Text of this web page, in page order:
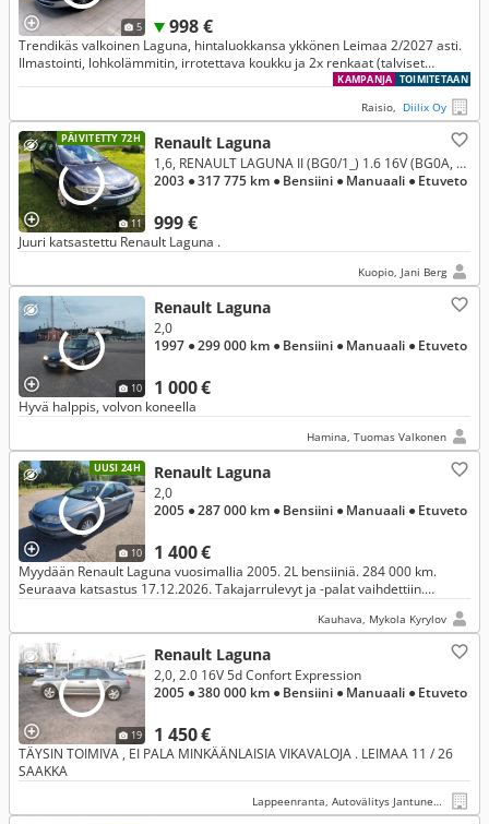
5 998 €
Trendikäs valkoinen Laguna, hintaluokkansa ykkönen Leimaa 2/2027 asti.
Ilmastointi, lohkolämmitin, irrotettava koukku ja 2x renkaat (talviset
aluilla). Edukas käyttis heti ajoon! Ei vaihtoa kallimpaan
TOIMITETAAN
KAMPANJA
Raisio, Diilix Oy
PÄIVITETTY 72H
11
Renault Laguna
999 €
1,6, RENAULT LAGUNA II (BG0/1_) 1.6 16V (BG0A, BG0L) (K4M 710; K4M 714) (79 kW / 107 hv)
2003 ● 317 775 km ● Bensiini ● Manuaali ● Etuveto
Juuri katsastettu Renault Laguna .
Kuopio, Jani Berg
10
Renault Laguna
1 000 €
2,0
1997 ● 299 000 km ● Bensiini ● Manuaali ● Etuveto
Hyvä halppis, volvon koneella
Hamina, Tuomas Valkonen
UUSI 24H
10
Renault Laguna
1 400 €
2,0
2005 ● 287 000 km ● Bensiini ● Manuaali ● Etuveto
Myydään Renault Laguna vuosimallia 2005. 2L bensiiniä. 284 000 km.
Seuraava katsastus 17.12.2026. Takajarrulevyt ja -palat vaihdettiin.
Kauhava, Mykola Kyrylov
19
Renault Laguna
1 450 €
2,0, 2.0 16V 5d Confort Expression
2005 ● 380 000 km ● Bensiini ● Manuaali ● Etuveto
TÄYSIN TOIMIVA , EI PALA MINKÄÄNLAISIA VIKAVALOJA . LEIMAA 11 / 26
SAAKKA
Lappeenranta, Autovälitys Jantunen Ky